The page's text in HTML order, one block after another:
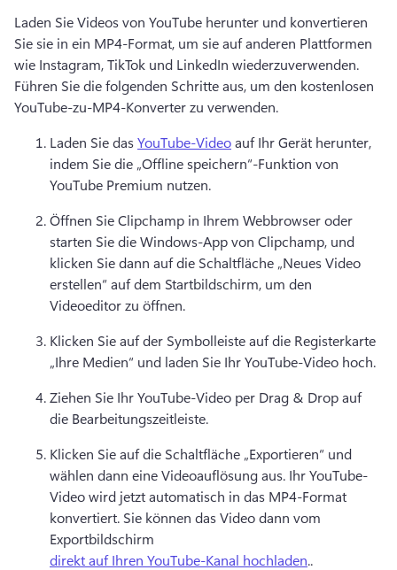
Laden Sie Videos von YouTube herunter und konvertieren
Sie sie in ein MP4-Format, um sie auf anderen Plattformen
Führen Sie die folgenden Schritte aus, um den kostenlosen
YouTube-zu-MP4-Konverter zu verwenden.
Laden Sie das YouTube-Video auf Ihr Gerät herunter,
indem Sie die „Offline speichern“-Funktion von
YouTube Premium nutzen.
Öffnen Sie Clipchamp in Ihrem Webbrowser oder
starten Sie die Windows-App von Clipchamp, und
klicken Sie dann auf die Schaltfläche „Neues Video
erstellen“ auf dem Startbildschirm, um den
Videoeditor zu öffnen.
Klicken Sie auf der Symbolleiste auf die Registerkarte
„Ihre Medien“ und laden Sie Ihr YouTube-Video hoch.
Ziehen Sie Ihr YouTube-Video per Drag & Drop auf
die Bearbeitungszeitleiste.
Klicken Sie auf die Schaltfläche „Exportieren“ und
wählen dann eine Videoauflösung aus. Ihr YouTube-
Video wird jetzt automatisch in das MP4-Format
konvertiert. Sie können das Video dann vom
Exportbildschirm
direkt auf Ihren YouTube-Kanal hochladen..